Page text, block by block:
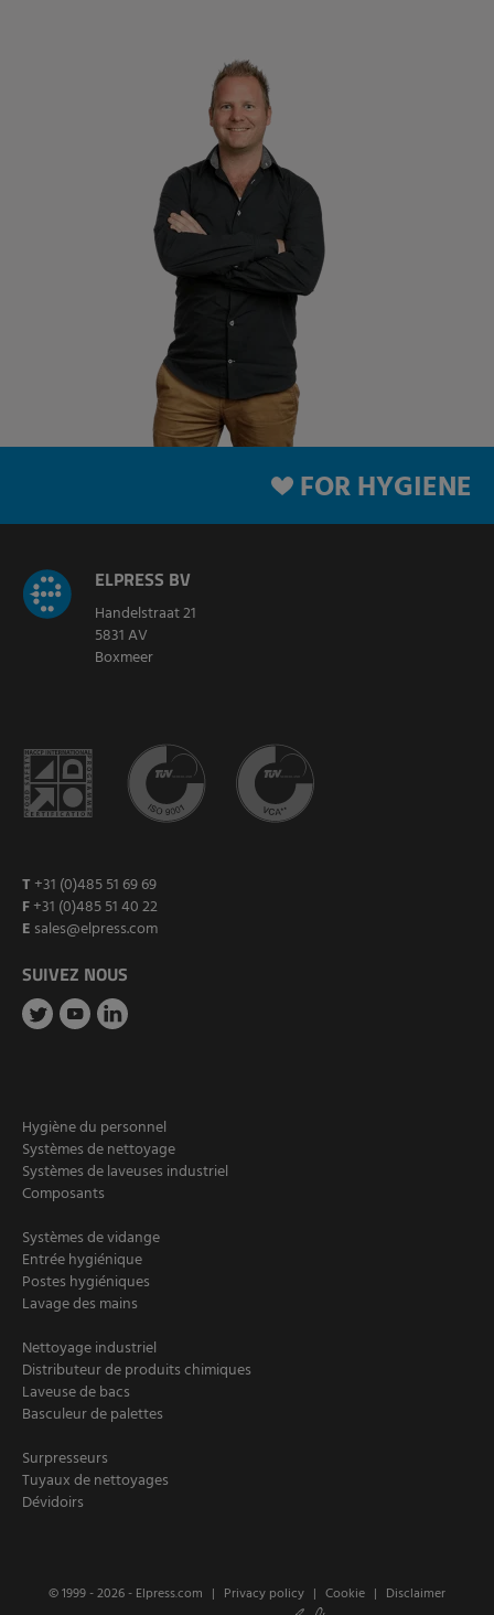
FOR HYGIENE
ELPRESS BV
Handelstraat 21
5831 AV
Boxmeer
T +31 (0)485 51 69 69
F+31 (0)485 51 40 22
E sales@elpress.com
SUIVEZ NOUS
Hygiène du personnel
Systèmes de nettoyage
Systèmes de laveuses industriel
Composants
Systèmes de vidange
Entrée hygiénique
Postes hygiéniques
Lavage des mains
Nettoyage industriel
Distributeur de produits chimiques
Laveuse de bacs
Basculeur de palettes
Surpresseurs
Tuyaux de nettoyages
Dévidoirs
© 1999 - 2026 - Elpress.com Privacy policy Cookie
Disclaimer